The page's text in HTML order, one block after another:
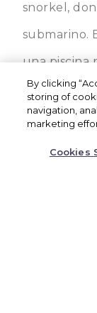
snorkel,
submarino.
una piscina
donde
NIÑOS
By clicking
storing of
navigation,
marketing
Cookies